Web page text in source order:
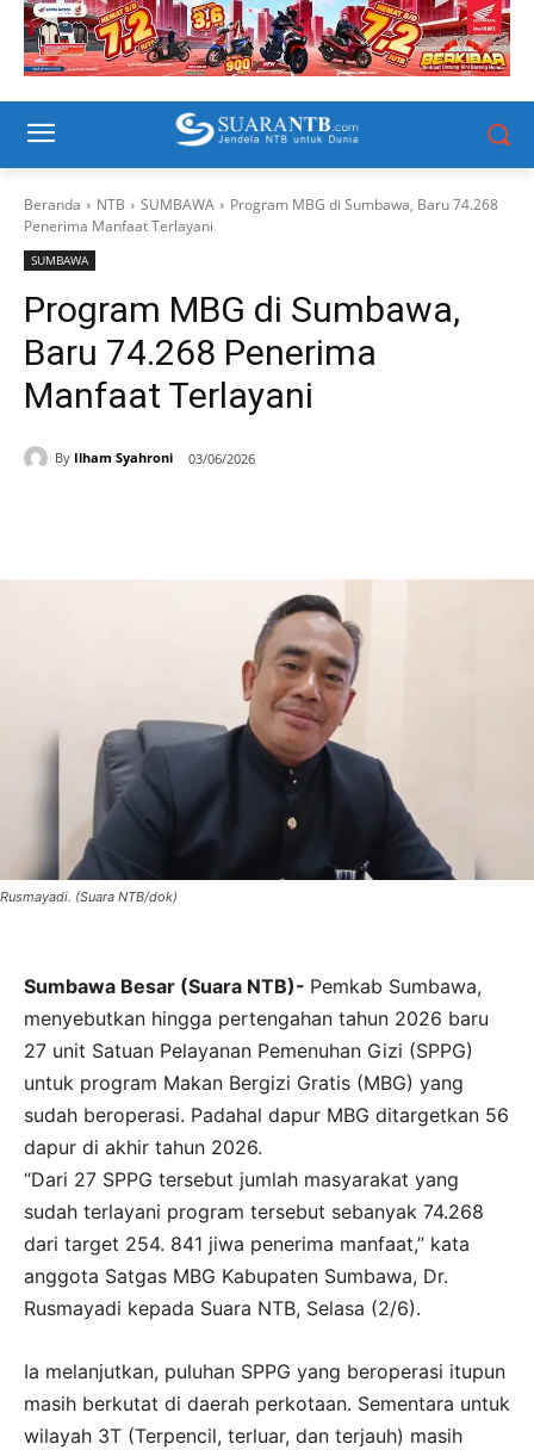
Beranda NTB SUMBAWA
Program MBG di Sumbawa, Baru 74.268
Penerima Manfaat Terlayani
SUMBAWA
Program MBG di Sumbawa,
Baru 74.268 Penerima
Manfaat Terlayani
By Ilham Syahroni 03/06/2026
Rusmayadi. (Suara NTB/dok)
Sumbawa Besar (Suara NTB)- Pemkab Sumbawa,
menyebutkan hingga pertengahan tahun 2026 baru
27 unit Satuan Pelayanan Pemenuhan Gizi (SPPG)
untuk program Makan Bergizi Gratis (MBG) yang
sudah beroperasi. Padahal dapur MBG ditargetkan 56
dapur di akhir tahun 2026.
“Dari 27 SPPG tersebut jumlah masyarakat yang
sudah terlayani program tersebut sebanyak 74.268
dari target 254. 841 jiwa penerima manfaat,” kata
anggota Satgas MBG Kabupaten Sumbawa, Dr.
Rusmayadi kepada Suara NTB, Selasa (2/6).
Ia melanjutkan, puluhan SPPG yang beroperasi itupun
masih berkutat di daerah perkotaan. Sementara untuk
wilayah 3T (Terpencil, terluar, dan terjauh) masih